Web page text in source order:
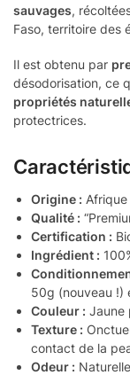
sauvages,
Faso, territoire des
Il est obtenu par
désodorisation, ce
propriétés
protectrices.
Origine : Afrique
Qualité :
Certification :
Ingrédient :
50g (nouveau !)
Couleur : Jaune
Texture :
contact de la
Odeur :